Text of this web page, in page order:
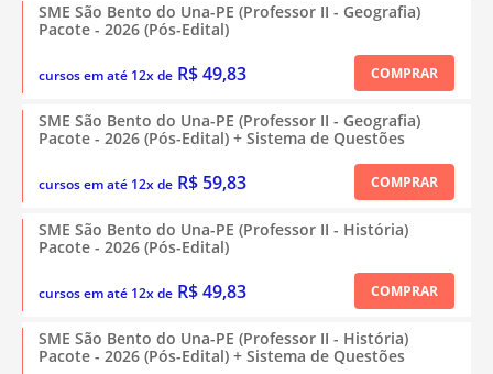
SME São Bento do Una-PE (Professor II - Geografia)
Pacote - 2026 (Pós-Edital)
cursos em até 12x de R$ 49,83 COMPRAR
SME São Bento do Una-PE (Professor II - Geografia)
Pacote - 2026 (Pós-Edital) + Sistema de Questões
cursos em até 12x de R$ 59,83 COMPRAR
SME São Bento do Una-PE (Professor II - História)
Pacote - 2026 (Pós-Edital)
cursos em até 12x de R$ 49,83 COMPRAR
SME São Bento do Una-PE (Professor II - História)
Pacote - 2026 (Pós-Edital) + Sistema de Questões